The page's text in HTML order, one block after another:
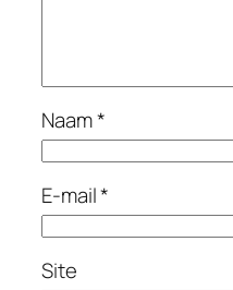
Naam*
E-mail*
Site